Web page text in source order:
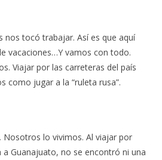
nos tocó trabajar. Así es que aquí
vacaciones…Y vamos con todo.
Viajar por las carreteras del país
como jugar a la “ruleta rusa”.
Nosotros lo vivimos. Al viajar por
Guanajuato, no se encontró ni una